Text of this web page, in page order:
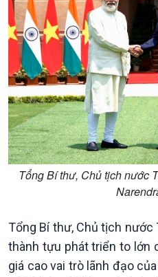
Tổng Bí thư, Chủ tịch nước
Tổng Bí thư, Chủ tịch
thành tựu phát triển to lớn
giá cao vai trò lãnh đạo